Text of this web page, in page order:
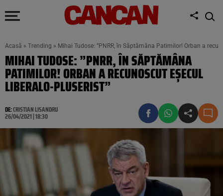
Acasă » Trending » Mihai Tudose: ”PNRR, în Săptămâna Patimilor! Orban a
MIHAI TUDOSE: ”PNRR, ÎN SĂPTĂMÂNA
PATIMILOR! ORBAN A RECUNOSCUT EȘECUL
LIBERALO-PLUSERIST”
DE:CRISTIAN LISANDRU
26/04/2021 | 18:30